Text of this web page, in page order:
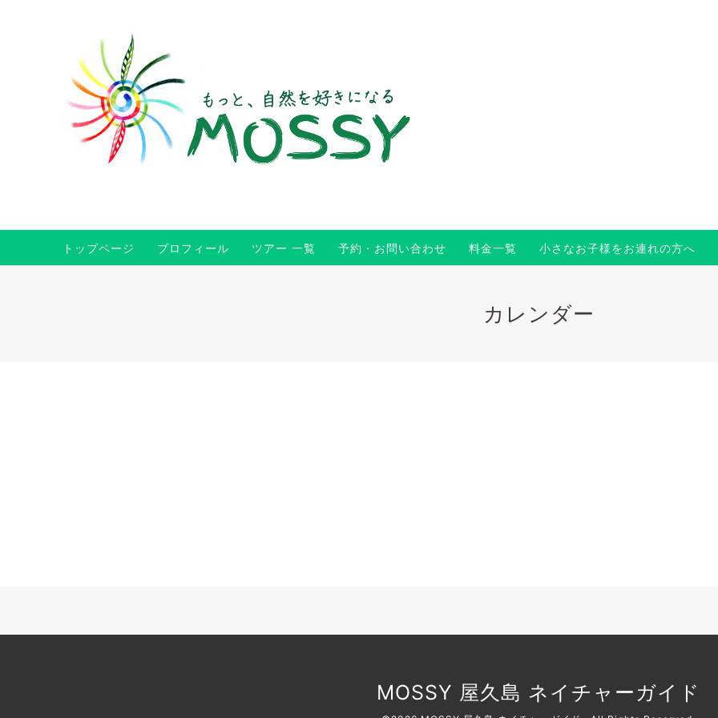
トップページ プロフィール ツアー 一覧 予約・お問い合わせ 料金一覧 小さなお子様をお連れの方へ
カレンダー
MOSSY 屋久島 ネイチャーガイド